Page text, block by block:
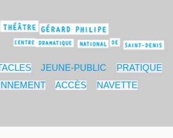
JEUNE-PUBLIC
PRATIQUE
ACCÈS
NAVETTE